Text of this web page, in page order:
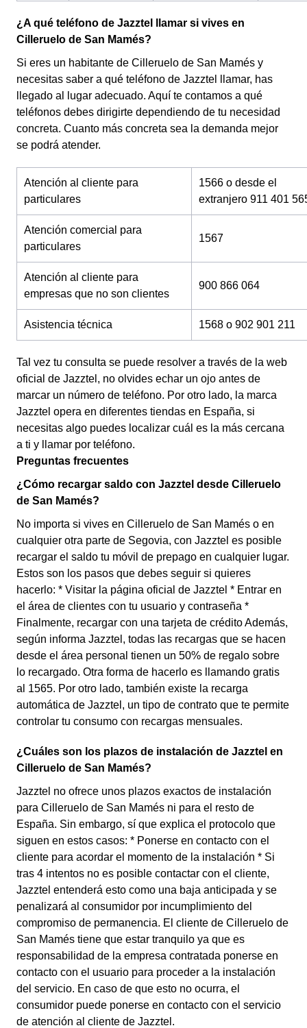
¿A qué teléfono de Jazztel llamar si vives en
Cilleruelo de San Mamés?
Si eres un habitante de Cilleruelo de San Mamés y
necesitas saber a qué teléfono de Jazztel llamar, has
llegado al lugar adecuado. Aquí te contamos a qué
teléfonos debes dirigirte dependiendo de tu necesidad
concreta. Cuanto más concreta sea la demanda mejor
se podrá atender.
Atención al cliente para
particulares
1566 o desde el
extranjero 911 401
Atención comercial para
particulares
1567
Atención al cliente para
empresas que no son clientes
900 866 064
Asistencia técnica 1568 o 902 901 211
Tal vez tu consulta se puede resolver a través de la web
oficial de Jazztel, no olvides echar un ojo antes de
marcar un número de teléfono. Por otro lado, la marca
Jazztel opera en diferentes tiendas en España, si
necesitas algo puedes localizar cuál es la más cercana
a ti y llamar por teléfono.
Preguntas frecuentes
¿Cómo recargar saldo con Jazztel desde Cilleruelo
de San Mamés?
No importa si vives en Cilleruelo de San Mamés o en
cualquier otra parte de Segovia, con Jazztel es posible
recargar el saldo tu móvil de prepago en cualquier lugar.
Estos son los pasos que debes seguir si quieres
hacerlo: * Visitar la página oficial de Jazztel * Entrar en
el área de clientes con tu usuario y contraseña *
Finalmente, recargar con una tarjeta de crédito Además,
según informa Jazztel, todas las recargas que se hacen
desde el área personal tienen un 50% de regalo sobre
lo recargado. Otra forma de hacerlo es llamando gratis
al 1565. Por otro lado, también existe la recarga
automática de Jazztel, un tipo de contrato que te permite
controlar tu consumo con recargas mensuales.
¿Cuáles son los plazos de instalación de Jazztel en
Cilleruelo de San Mamés?
Jazztel no ofrece unos plazos exactos de instalación
para Cilleruelo de San Mamés ni para el resto de
España. Sin embargo, sí que explica el protocolo que
siguen en estos casos: * Ponerse en contacto con el
cliente para acordar el momento de la instalación * Si
tras 4 intentos no es posible contactar con el cliente,
Jazztel entenderá esto como una baja anticipada y se
penalizará al consumidor por incumplimiento del
compromiso de permanencia. El cliente de Cilleruelo de
San Mamés tiene que estar tranquilo ya que es
responsabilidad de la empresa contratada ponerse en
contacto con el usuario para proceder a la instalación
del servicio. En caso de que esto no ocurra, el
consumidor puede ponerse en contacto con el servicio
de atención al cliente de Jazztel.